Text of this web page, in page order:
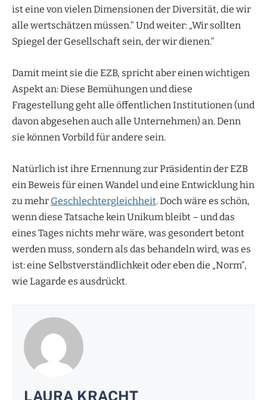
ist eine von vielen Dimensionen der Diversität, die wir
alle wertschätzen müssen.“ Und weiter: „Wir sollten
Spiegel der Gesellschaft sein, der wir dienen.“
Damit meint sie die EZB, spricht aber einen wichtigen
Aspekt an: Diese Bemühungen und diese
Fragestellung geht alle öffentlichen Institutionen (und
davon abgesehen auch alle Unternehmen) an. Denn
sie können Vorbild für andere sein.
Natürlich ist ihre Ernennung zur Präsidentin der EZB
ein Beweis für einen Wandel und eine Entwicklung hin
zu mehr Geschlechtergleichheit. Doch wäre es schön,
wenn diese Tatsache kein Unikum bleibt – und das
eines Tages nichts mehr wäre, was gesondert betont
werden muss, sondern als das behandeln wird, was es
ist: eine Selbstverständlichkeit oder eben die „Norm“,
wie Lagarde es ausdrückt.
LAURA KRACHT